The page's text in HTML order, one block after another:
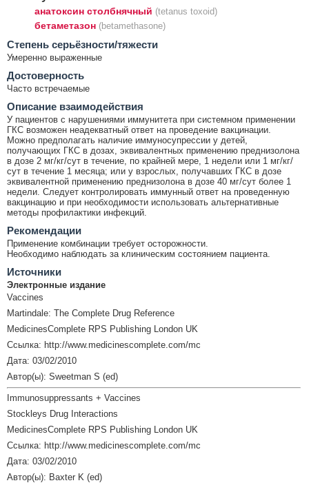
анатоксин столбнячный (tetanus toxoid)
бетаметазон (betamethasone)
Cтепень серьёзности/тяжести
Умеренно выраженные
Достоверность
Часто встречаемые
Описание взаимодействия
У пациентов с нарушениями иммунитета при системном применении
ГКС возможен неадекватный ответ на проведение вакцинации.
Можно предполагать наличие иммуносупрессии у детей,
получающих ГКС в дозах, эквивалентных применению преднизолона
в дозе 2 мг/кг/сут в течение, по крайней мере, 1 недели или 1 мг/кг/
сут в течение 1 месяца; или у взрослых, получавших ГКС в дозе
эквивалентной применению преднизолона в дозе 40 мг/сут более 1
недели. Следует контролировать иммунный ответ на проведенную
вакцинацию и при необходимости использовать альтернативные
методы профилактики инфекций.
Рекомендации
Применение комбинации требует осторожности.
Необходимо наблюдать за клиническим состоянием пациента.
Источники
Электронные издание
Vaccines
Martindale: The Complete Drug Reference
MedicinesComplete RPS Publishing London UK
Ссылка: http://www.medicinescomplete.com/mc
Дата: 03/02/2010
Автор(ы): Sweetman S (ed)
Immunosuppressants + Vaccines
Stockleys Drug Interactions
MedicinesComplete RPS Publishing London UK
Ссылка: http://www.medicinescomplete.com/mc
Дата: 03/02/2010
Автор(ы): Baxter K (ed)